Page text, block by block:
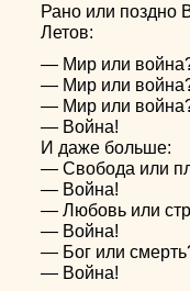
Рано или поздно
Летов:
— Мир или
— Мир или
— Мир или
— Война!
И даже больше:
— Свобода или
— Война!
— Любовь или
— Война!
— Бог или
— Война!